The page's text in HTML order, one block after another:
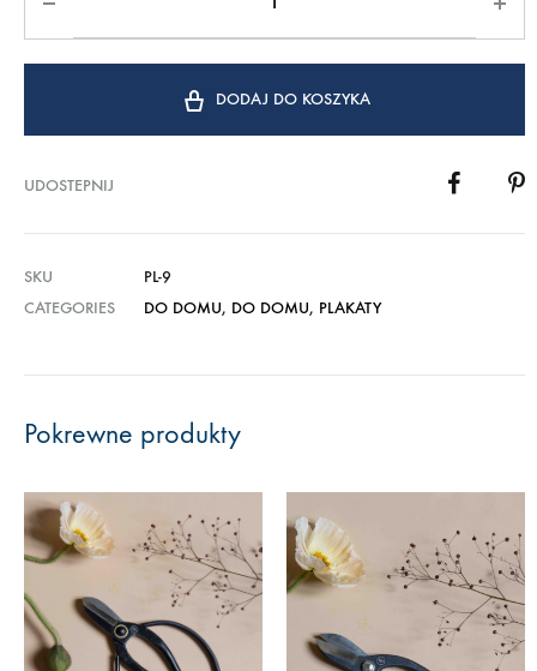
DODAJ DO KOSZYKA
UDOSTEPNIJ
SKU
PL-9
CATEGORIES
DO DOMU, DO DOMU, PLAKATY
Pokrewne produkty